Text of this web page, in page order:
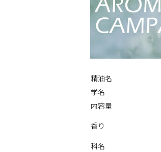
精油名
学名
内容量
香り
科名